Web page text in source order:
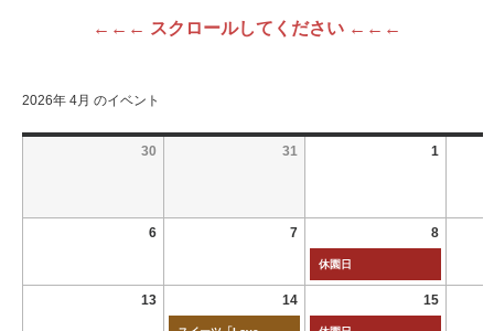
←←← スクロールしてください ←←←
2026年 4月 のイベント
30 31 1
6 7 8
休園日
13 14 15